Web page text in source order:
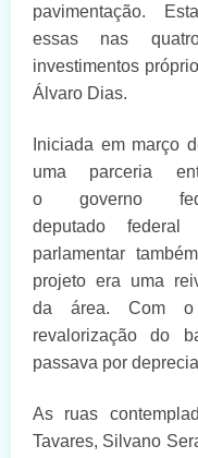
pavimentação.
E
essas nas
investimentos
Álvaro Dias.
Iniciada em março
uma parceria
ogovernof
deputadofederal
parlamentar
projeto era uma
da área. Com o
revalorização do
passava por
As ruas
Tavares, Silvano